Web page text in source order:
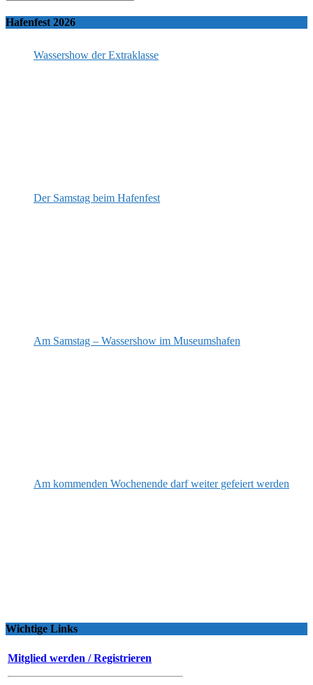
Hafenfest 2026
Wassershow der Extraklasse
Der Samstag beim Hafenfest
Am Samstag – Wassershow im Museumshafen
Am kommenden Wochenende darf weiter gefeiert werden
Wichtige Links
Mitglied werden / Registrieren